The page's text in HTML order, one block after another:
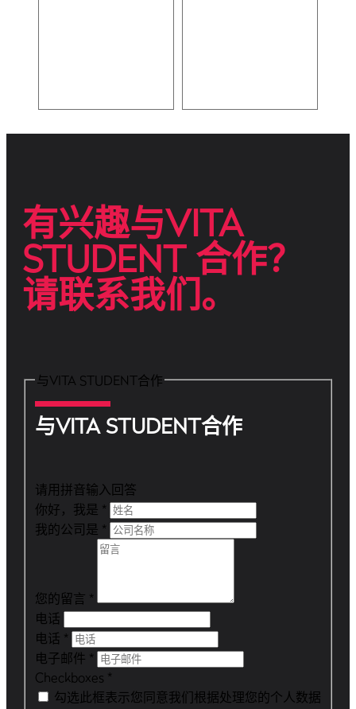
与VITA STUDENT合作
与VITA STUDENT合作
请用拼音输入回答
你好，我是 *
我的公司是 *
您的留言 *
电话
电话 *
电子邮件 *
Checkboxes *
勾选此框表示您同意我们根据处理您的个人数据
有兴趣与VITA
STUDENT 合作？
请联系我们。